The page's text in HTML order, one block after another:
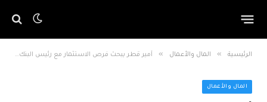
الرئيسية » المال والأعمال » أمير قطر يبحث فرص الاستثمار مع رئيس البنك الدولي
المال والأعمال